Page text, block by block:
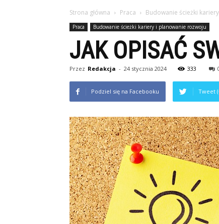
Strona główna Praca Budowanie ścieżki
Praca Budowanie ścieżki kariery i planowanie rozwoju
JAK OPISAĆ
Przez Redakcja - 24 stycznia 2024 333
Podziel się na Facebooku Tweet